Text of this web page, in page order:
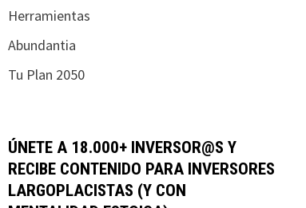
Herramientas
Abundantia
Tu Plan 2050
ÚNETE A 18.000+ INVERSOR@S Y
RECIBE CONTENIDO PARA INVERSORES
LARGOPLACISTAS (Y CON